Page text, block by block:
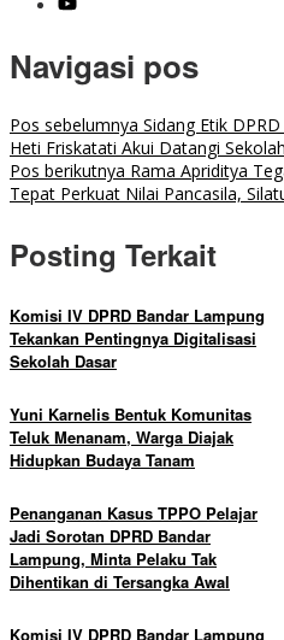
Navigasi pos
Pos sebelumnya Sidang Etik
Heti Friskatati Akui Datangi
Pos berikutnya Rama Apriditya
Tepat Perkuat Nilai Pancasila,
Posting Terkait
Komisi IV DPRD Bandar Lampung
Tekankan Pentingnya Digitalisasi
Sekolah Dasar
Yuni Karnelis Bentuk Komunitas
Teluk Menanam, Warga Diajak
Hidupkan Budaya Tanam
Penanganan Kasus TPPO Pelajar
Jadi Sorotan DPRD Bandar
Lampung, Minta Pelaku Tak
Dihentikan di Tersangka Awal
Komisi IV DPRD Bandar Lampung